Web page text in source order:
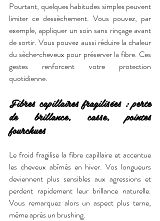
Pourtant, quelques habitudes simples peuvent
limiter ce dessèchement. Vous pouvez, par
exemple, appliquer un soin sans rinçage avant
de sortir. Vous pouvez aussi réduire la chaleur
du sèche‑cheveux pour préserver la fibre. Ces
gestes renforcent votre protection
quotidienne.
Fibres capillaires fragilisées : perte
de brillance, casse, pointes
fourchues
Le froid fragilise la fibre capillaire et accentue
les cheveux abîmés en hiver. Vos longueurs
deviennent plus sensibles aux agressions et
perdent rapidement leur brillance naturelle.
Vous remarquez alors un aspect plus terne,
même après un brushing.